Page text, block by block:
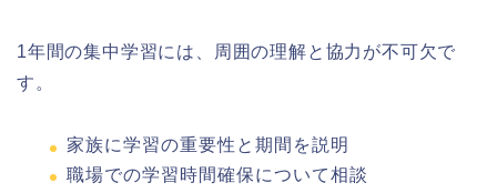
1年間の集中学習には、周囲の理解と協力が不可欠で
す。
家族に学習の重要性と期間を説明
職場での学習時間確保について相談